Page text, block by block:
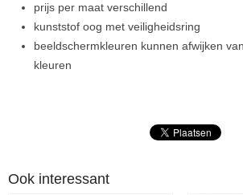
prijs per maat verschillend
kunststof oog met veiligheidsring
beeldschermkleuren kunnen afwijken
kleuren
Ook interessant